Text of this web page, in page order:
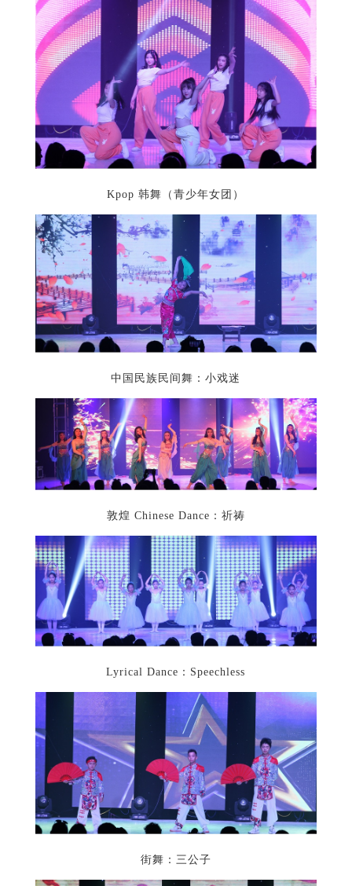
Kpop 韩舞（青少年女团）
中国民族民间舞：小戏迷
敦煌 Chinese Dance：祈祷
Lyrical Dance：Speechless
街舞：三公子